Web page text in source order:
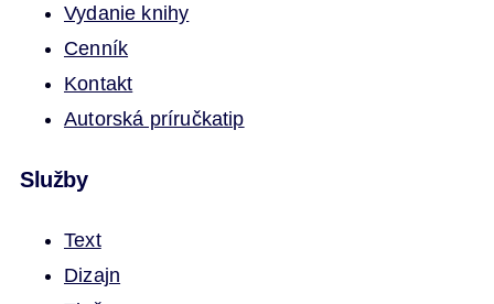
Vydanie knihy
Cenník
Kontakt
Autorská príručkatip
Služby
Text
Dizajn